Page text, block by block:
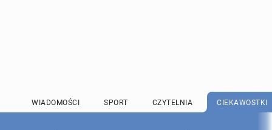
WIADOMOŚCI SPORT CZYTELNIA CIEKAWOSTKI